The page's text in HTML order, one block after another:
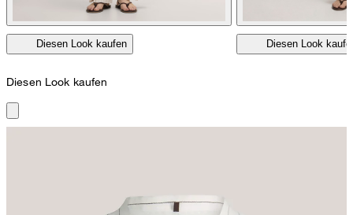
Diesen Look kaufen Diesen Look
Diesen Look kaufen